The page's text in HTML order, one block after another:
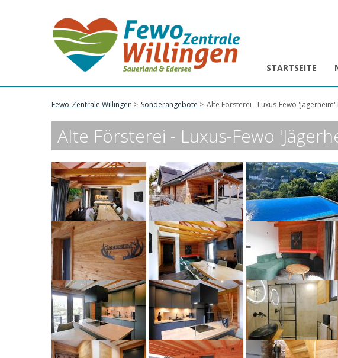
STARTSEITE
Fewo-Zentrale Willingen Sonderangebote Alte Försterei - Luxus-Fewo
Alte Försterei - Luxus-Fewo